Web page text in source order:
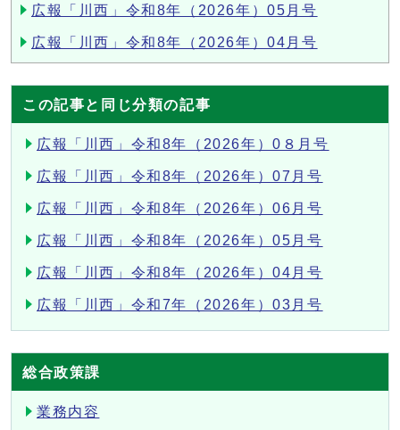
広報「川西」令和8年（2026年）05月号
広報「川西」令和8年（2026年）04月号
この記事と同じ分類の記事
広報「川西」令和8年（2026年）0８月号
広報「川西」令和8年（2026年）07月号
広報「川西」令和8年（2026年）06月号
広報「川西」令和8年（2026年）05月号
広報「川西」令和8年（2026年）04月号
広報「川西」令和7年（2026年）03月号
総合政策課
業務内容